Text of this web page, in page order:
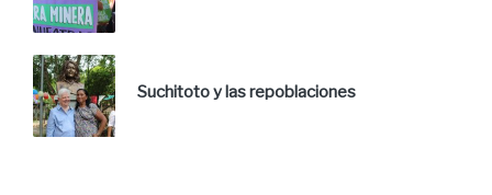
Suchitoto y las repoblaciones